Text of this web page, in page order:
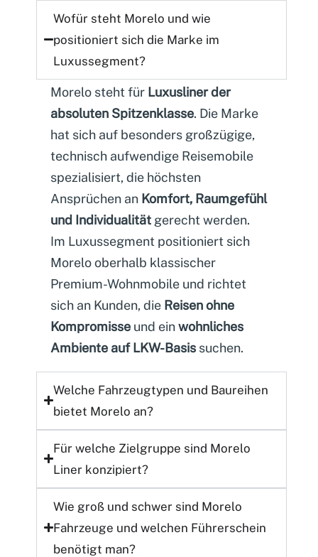
Wofür steht Morelo und wie
positioniert sich die Marke im
Luxussegment?
Morelo steht für Luxusliner der
absoluten Spitzenklasse. Die Marke
hat sich auf besonders großzügige,
technisch aufwendige Reisemobile
spezialisiert, die höchsten
Ansprüchen an Komfort, Raumgefühl
und Individualitätgerecht werden.
Im Luxussegment positioniert sich
Morelo oberhalb klassischer
Premium-Wohnmobile und richtet
sich an Kunden, die Reisen ohne
Kompromisseund einwohnliches
Ambiente auf LKW-Basissuchen.
Welche Fahrzeugtypen und Baureihen
bietet Morelo an?
Für welche Zielgruppe sind Morelo
Liner konzipiert?
Wie groß und schwer sind Morelo
Fahrzeuge und welchen Führerschein
benötigt man?